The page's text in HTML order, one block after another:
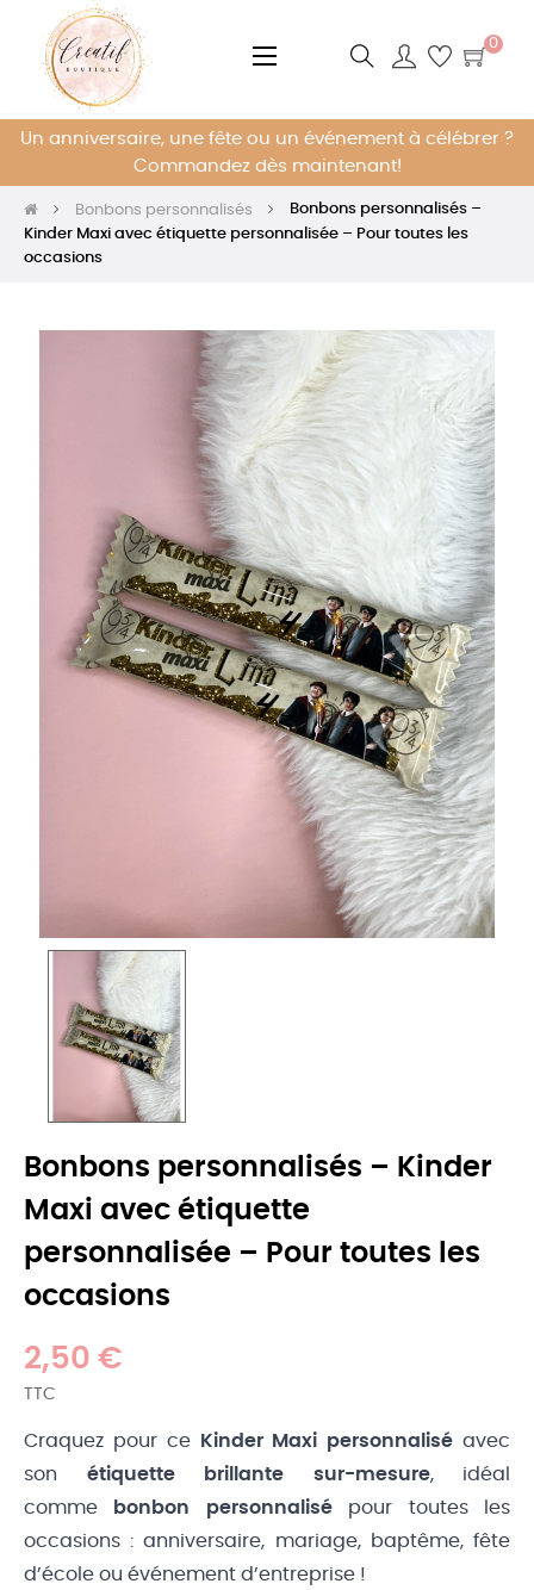
Basculer
☰
0
Un anniversaire, une fête ou un événement à célébrer ?
Commandez dès maintenant!
Bonbons personnalisés
Bonbons personnalisés –
Kinder Maxi avec étiquette personnalisée – Pour toutes les
occasions
Bonbons personnalisés – Kinder
Maxi avec étiquette
personnalisée – Pour toutes les
occasions
2,50 €
TTC
Craquez pour ce Kinder Maxi personnalisé avec
son étiquette brillante sur-mesure, idéal
comme
bonbon personnalisépour toutes les
occasions : anniversaire, mariage, baptême, fête
d’école ou événement d’entreprise !